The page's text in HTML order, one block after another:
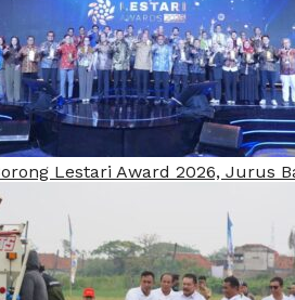
Lestari Award 2026, Jurus